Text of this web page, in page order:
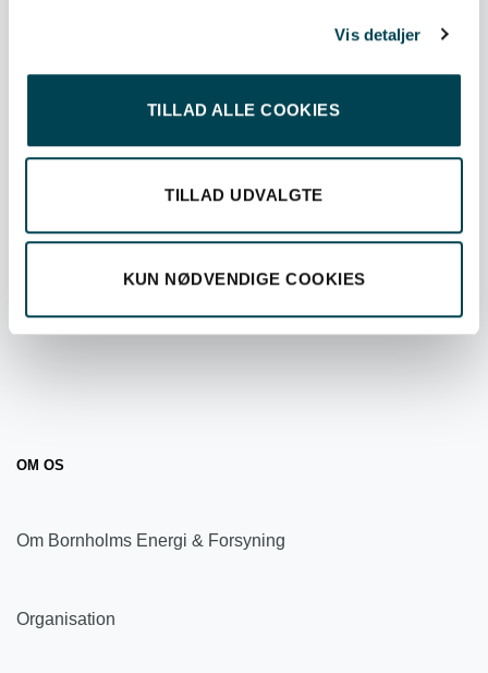
Vis detaljer
TILLAD ALLE COOKIES
TILLAD UDVALGTE
KUN NØDVENDIGE COOKIES
Fredag: 09:00 - 12:00
Sdr. Hammer 2C, 3730 Nexø
(Lukket i uge 29 - 33, begge uger inklusiv)
OM OS
Om Bornholms Energi & Forsyning
Organisation